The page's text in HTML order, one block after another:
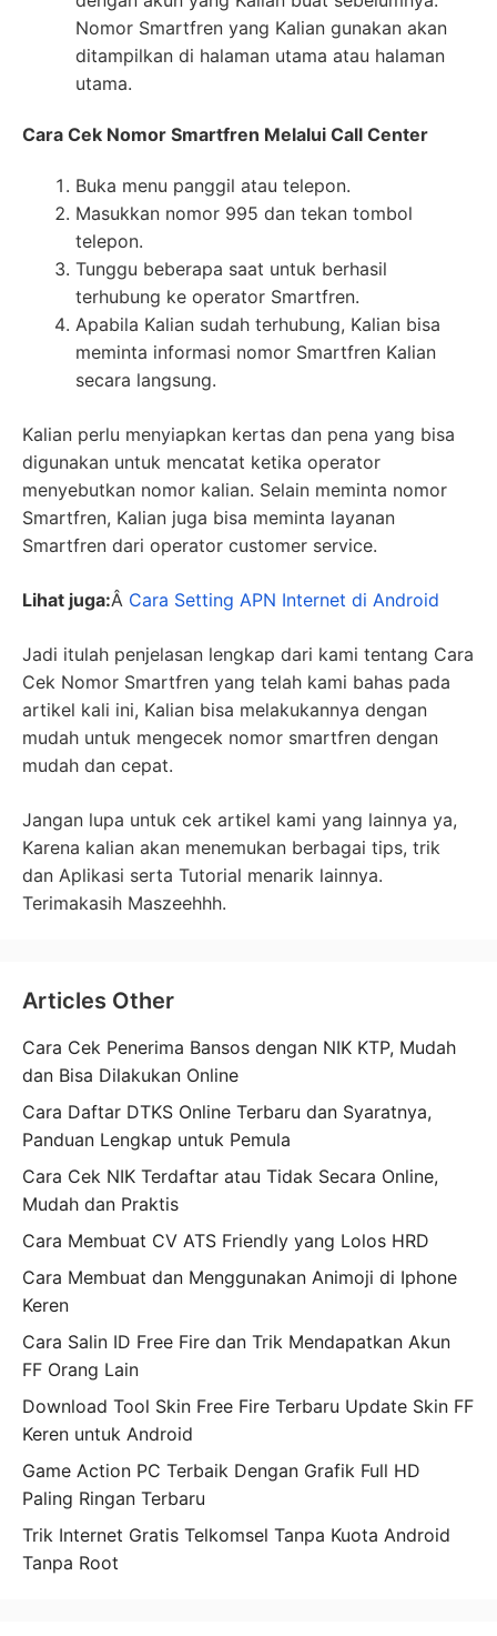
Nomor Smartfren yang Kalian gunakan akan
ditampilkan di halaman utama atau halaman
utama.
Cara Cek Nomor Smartfren Melalui Call Center
Buka menu panggil atau telepon.
Masukkan nomor 995 dan tekan tombol
telepon.
Tunggu beberapa saat untuk berhasil
terhubung ke operator Smartfren.
Apabila Kalian sudah terhubung, Kalian bisa
meminta informasi nomor Smartfren Kalian
secara langsung.
Kalian perlu menyiapkan kertas dan pena yang bisa
digunakan untuk mencatat ketika operator
menyebutkan nomor kalian. Selain meminta nomor
Smartfren, Kalian juga bisa meminta layanan
Smartfren dari operator customer service.
Lihat juga:Â Cara Setting APN Internet di Android
Jadi itulah penjelasan lengkap dari kami tentang Cara
Cek Nomor Smartfren yang telah kami bahas pada
artikel kali ini, Kalian bisa melakukannya dengan
mudah untuk mengecek nomor smartfren dengan
mudah dan cepat.
Jangan lupa untuk cek artikel kami yang lainnya ya,
Karena kalian akan menemukan berbagai tips, trik
dan Aplikasi serta Tutorial menarik lainnya.
Terimakasih Maszeehhh.
Articles Other
Cara Cek Penerima Bansos dengan NIK KTP, Mudah
dan Bisa Dilakukan Online
Cara Daftar DTKS Online Terbaru dan Syaratnya,
Panduan Lengkap untuk Pemula
Cara Cek NIK Terdaftar atau Tidak Secara Online,
Mudah dan Praktis
Cara Membuat CV ATS Friendly yang Lolos HRD
Cara Membuat dan Menggunakan Animoji di Iphone
Keren
Cara Salin ID Free Fire dan Trik Mendapatkan Akun
FF Orang Lain
Download Tool Skin Free Fire Terbaru Update Skin FF
Keren untuk Android
Game Action PC Terbaik Dengan Grafik Full HD
Paling Ringan Terbaru
Trik Internet Gratis Telkomsel Tanpa Kuota Android
Tanpa Root